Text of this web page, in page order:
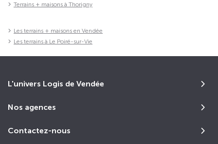
Terrains + maisons à Thorigny
Les terrains + maisons en Vendée
Les terrains à Le Poiré-sur-Vie
L'univers Logis de Vendée
Nos agences
Contactez-nous